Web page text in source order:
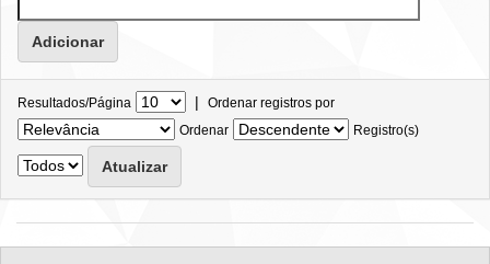
Resultados/Página | Ordenar registros por
Ordenar
Registro(s)